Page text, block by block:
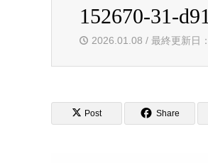
152670-31-
2026.01.08 / 最終更新日
Post Share